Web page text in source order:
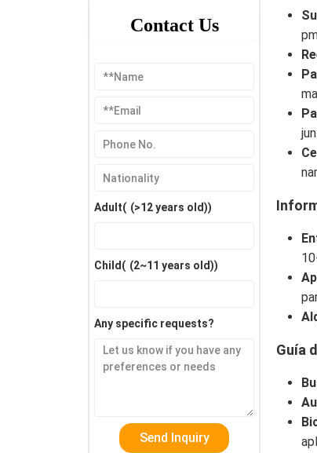
Guía
Contact Us
Adult( (>12 years old))
Child( (2~11 years old))
Any specific requests?